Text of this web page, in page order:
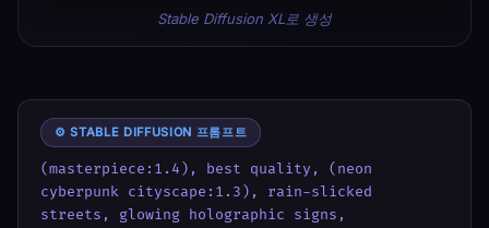
Stable Diffusion XL로 생성
⚙️ STABLE DIFFUSION 프롬프트
(masterpiece:1.4), best quality, (neon
cyberpunk cityscape:1.3), rain-slicked
streets, glowing holographic signs,